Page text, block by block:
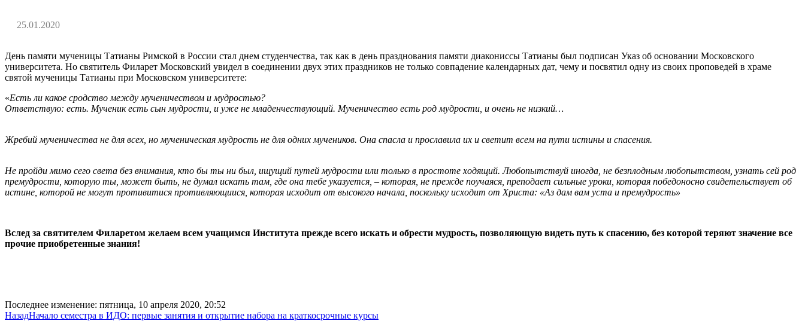
25.01.2020
День памяти мученицы Татианы Римской в России стал днем студенчества, так как в день празднования памяти диакониссы Татианы был подписан Указ об основании Московского
университета. Но святитель Филарет Московский увидел в соединении двух этих праздников не только совпадение календарных дат, чему и посвятил одну из своих проповедей в храме
святой мученицы Татианы при Московском университете:
«Есть ли какое сродство между мученичеством и мудростью?
Ответствую: есть. Мученик есть сын мудрости, и уже не младенчествующий. Мученичество есть род мудрости, и очень не низкий…
Жребий мученичества не для всех, но мученическая мудрость не для одних мучеников. Она спасла и прославила их и светит всем на пути истины и спасения.
Не пройди мимо сего света без внимания, кто бы ты ни был, ищущий путей мудрости или только в простоте ходящий. Любопытствуй иногда, не безплодным любопытством, узнать сей род
премудрости, которую ты, может быть, не думал искать там, где она тебе указуется, – которая, не прежде поучаяся, преподает сильные уроки, которая победоносно свидетельствует об
истине, которой не могут противитися противляющиися, которая исходит от высокого начала, поскольку исходит от Христа: «Аз дам вам уста и премудрость»
Вслед за святителем Филаретом желаем всем учащимся Института прежде всего искать и обрести мудрость, позволяющую видеть путь к спасению, без которой теряют значение все
прочие приобретенные знания!
Последнее изменение: пятница, 10 апреля 2020, 20:52
НазадНачало семестра в ИДО: первые занятия и открытие набора на краткосрочные курсы